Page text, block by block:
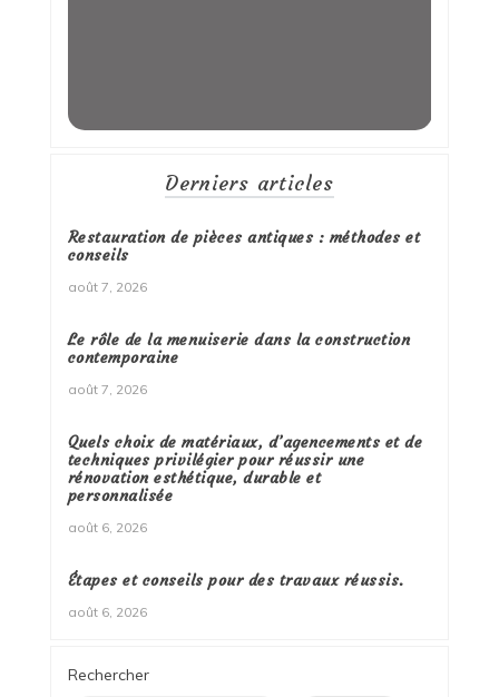
Derniers articles
Restauration de pièces antiques : méthodes et
conseils
août 7, 2026
Le rôle de la menuiserie dans la construction
contemporaine
août 7, 2026
Quels choix de matériaux, d’agencements et de
techniques privilégier pour réussir une
rénovation esthétique, durable et
personnalisée
août 6, 2026
Étapes et conseils pour des travaux réussis.
août 6, 2026
Rechercher